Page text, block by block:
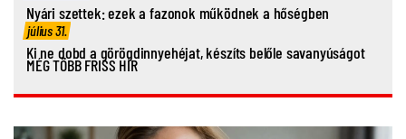
Nyári szettek: ezek a fazonok működnek a hőségben
július 31.
Ki ne dobd a görögdinnyehéjat, készíts belőle savanyúságot
MÉG TÖBB FRISS HÍR